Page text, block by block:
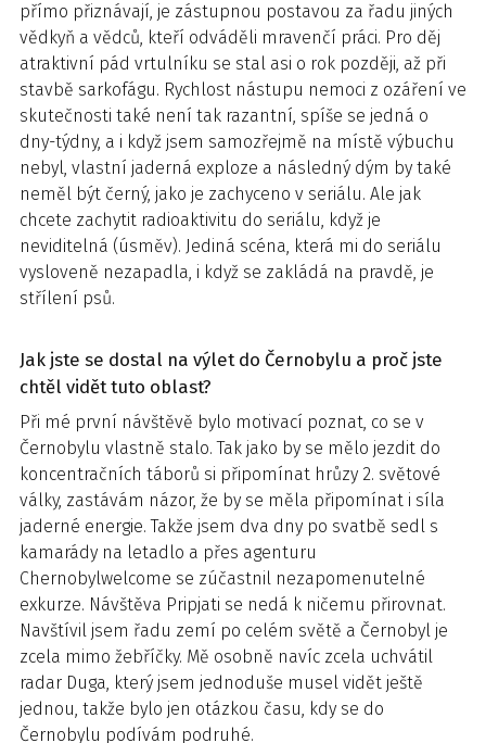
přímo přiznávají, je zástupnou postavou za řadu jiných
vědkyň a vědců, kteří odváděli mravenčí práci. Pro děj
atraktivní pád vrtulníku se stal asi o rok později, až při
stavbě sarkofágu. Rychlost nástupu nemoci z ozáření ve
skutečnosti také není tak razantní, spíše se jedná o
dny-týdny, a i když jsem samozřejmě na místě výbuchu
nebyl, vlastní jaderná exploze a následný dým by také
neměl být černý, jako je zachyceno v seriálu. Ale jak
chcete zachytit radioaktivitu do seriálu, když je
neviditelná (úsměv). Jediná scéna, která mi do seriálu
vysloveně nezapadla, i když se zakládá na pravdě, je
střílení psů.
Jak jste se dostal na výlet do Černobylu a proč jste
chtěl vidět tuto oblast?
Při mé první návštěvě bylo motivací poznat, co se v
Černobylu vlastně stalo. Tak jako by se mělo jezdit do
koncentračních táborů si připomínat hrůzy 2. světové
války, zastávám názor, že by se měla připomínat i síla
jaderné energie. Takže jsem dva dny po svatbě sedl s
kamarády na letadlo a přes agenturu
Chernobylwelcome se zúčastnil nezapomenutelné
exkurze. Návštěva Pripjati se nedá k ničemu přirovnat.
Navštívil jsem řadu zemí po celém světě a Černobyl je
zcela mimo žebříčky. Mě osobně navíc zcela uchvátil
radar Duga, který jsem jednoduše musel vidět ještě
jednou, takže bylo jen otázkou času, kdy se do
Černobylu podívám podruhé.